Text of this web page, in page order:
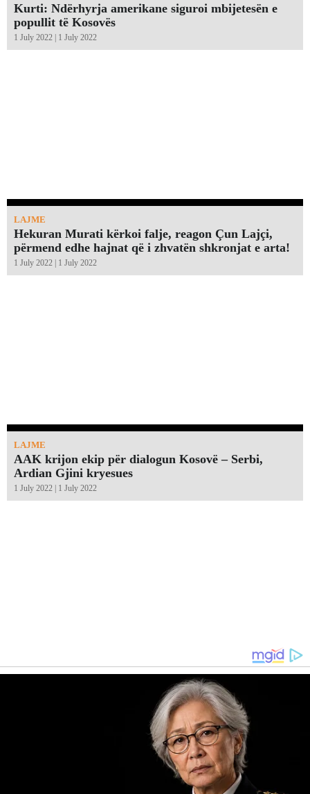
Kurti: Ndërhyrja amerikane siguroi mbijetesën e
popullit të Kosovës
1 July 2022 | 1 July 2022
LAJME
Hekuran Murati kërkoi falje, reagon Çun Lajçi,
përmend edhe hajnat që i zhvatën shkronjat e arta!￼
1 July 2022 | 1 July 2022
LAJME
AAK krijon ekip për dialogun Kosovë – Serbi,
Ardian Gjini kryesues
1 July 2022 | 1 July 2022